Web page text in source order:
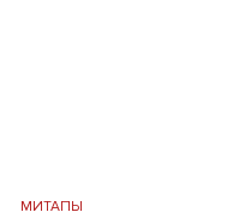
МИТАПЫ